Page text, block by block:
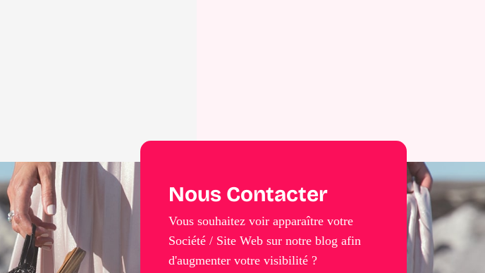
Nous Contacter
Vous souhaitez voir apparaître votre
Société / Site Web sur notre blog afin
d'augmenter votre visibilité ?